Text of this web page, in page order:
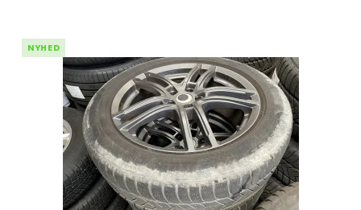
NYHED